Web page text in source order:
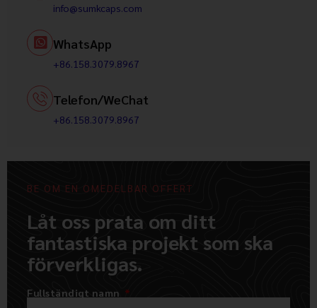
info@sumkcaps.com
WhatsApp
+86.158.3079.8967
Telefon/WeChat
+86.158.3079.8967
BE OM EN OMEDELBAR OFFERT
Låt oss prata om ditt
fantastiska projekt som ska
förverkligas.
Fullständigt namn